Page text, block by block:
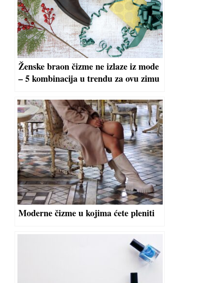
Ženske braon čizme ne izlaze iz mode
– 5 kombinacija u trendu za ovu zimu
Moderne čizme u kojima ćete pleniti